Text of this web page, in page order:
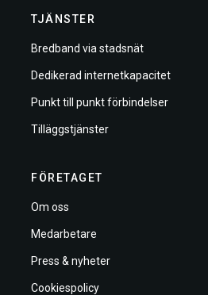
TJÄNSTER
Bredband via stadsnät
Dedikerad internetkapacitet
Punkt till punkt förbindelser
Tilläggstjänster
FÖRETAGET
Om oss
Medarbetare
Press & nyheter
Cookiespolicy